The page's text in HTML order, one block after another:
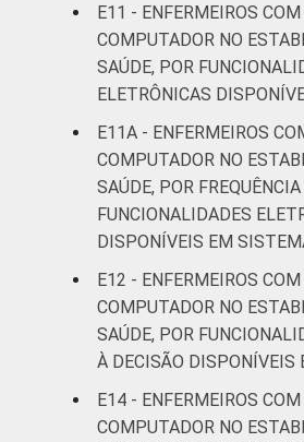
E11 - ENFERMEIROS
COMPUTADOR NO
SAÚDE, POR
ELETRÔNICAS
E11A - ENFERMEIROS
COMPUTADOR NO
SAÚDE, POR
FUNCIONALIDADES
DISPONÍVEIS EM
E12 - ENFERMEIROS
COMPUTADOR NO
SAÚDE, POR
À DECISÃO DISPONÍVEIS
E14 - ENFERMEIROS
COMPUTADOR NO